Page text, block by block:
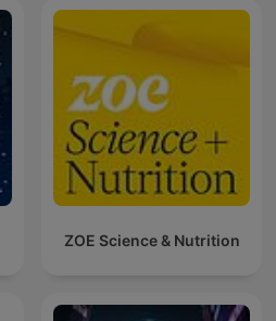
ZOE Science & Nutrition